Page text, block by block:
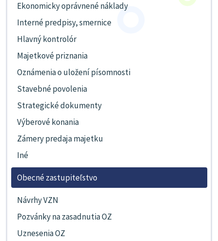
Ekonomicky oprávnené náklady
Interné predpisy, smernice
Hlavný kontrolór
Majetkové priznania
Oznámenia o uložení písomnosti
Stavebné povolenia
Strategické dokumenty
Výberové konania
Zámery predaja majetku
Iné
Obecné zastupiteľstvo
Návrhy VZN
Pozvánky na zasadnutia OZ
Uznesenia OZ